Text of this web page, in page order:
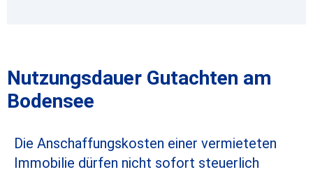
Nutzungsdauer Gutachten am
Bodensee
Die Anschaffungskosten einer vermieteten
Immobilie dürfen nicht sofort steuerlich